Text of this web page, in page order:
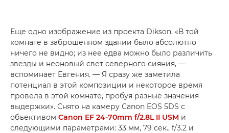
Еще одно изображение из проекта Dikson. «В той
комнате в заброшенном здании было абсолютно
ничего не видно; из нее едва можно было различить
звезды и неоновый свет северного сияния, —
вспоминает Евгения. — Я сразу же заметила
потенциал в этой композиции и некоторое время
провела в этой комнате, пробуя разные значения
выдержки». Снято на камеру Canon EOS 5DS с
объективом Canon EF 24-70mm f/2.8L II USM и
следующими параметрами: 33 мм, 79 сек., f/3.2 и